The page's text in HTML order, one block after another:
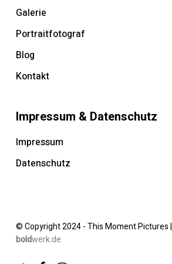
Galerie
Portraitfotograf
Blog
Kontakt
Impressum & Datenschutz
Impressum
Datenschutz
© Copyright 2024 - This Moment Pictures |
boldwerk.de